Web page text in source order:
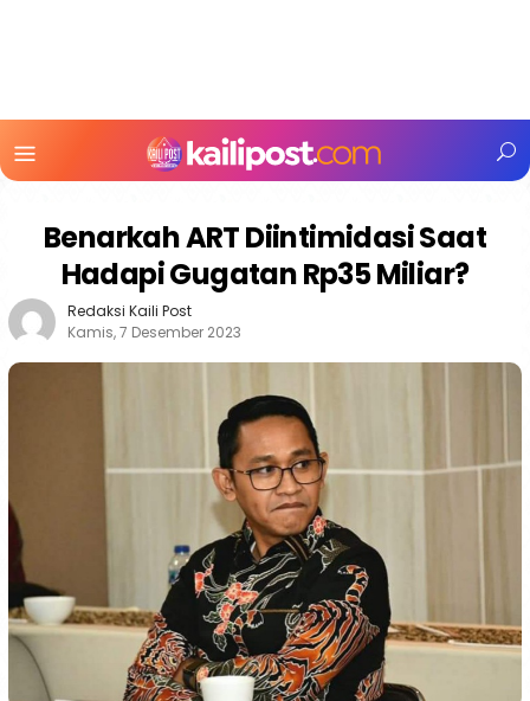
Mobile
Benarkah ART Diintimidasi Saat
Hadapi Gugatan Rp35 Miliar?
Redaksi Kaili Post
Kamis, 7 Desember 2023